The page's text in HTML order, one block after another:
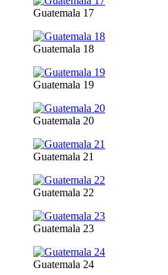
Guatemala 17
Guatemala 18
Guatemala 19
Guatemala 20
Guatemala 21
Guatemala 22
Guatemala 23
Guatemala 24